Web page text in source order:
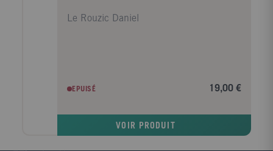
Le Rouzic Daniel
EPUISÉ 19,00 €
VOIR PRODUIT